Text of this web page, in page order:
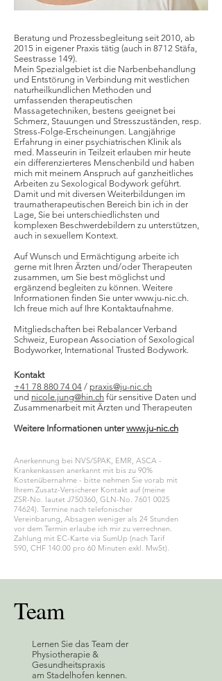
Beratung und Prozessbegleitung seit 2010, ab
2015 in eigener Praxis tätig (auch in 8712 Stäfa,
Seestrasse 149).
Mein Spezialgebiet ist die Narbenbehandlung
und Entstörung in Verbindung mit westlichen
naturheilkundlichen Methoden und
umfassenden therapeutischen
Massagetechniken, bestens geeignet bei
Schmerz, Stauungen und Stresszuständen, resp.
Stress-Folge-Erscheinungen. Langjährige
Erfahrung in einer psychiatrischen Klinik als
med. Masseurin in Teilzeit erlauben mir heute
ein differenzierteres Menschenbild und haben
mich mit meinem Anspruch auf ganzheitliches
Arbeiten zu Sexological Bodywork geführt.
Damit und mit diversen Weiterbildungen im
traumatherapeutischen Bereich bin ich in der
Lage, Sie bei unterschiedlichsten und
komplexen Beschwerdebildern zu unterstützen,
auch in sexuellem Kontext.
Auf Wunsch und Ermächtigung arbeite ich
gerne mit Ihren Ärzten und/oder Therapeuten
zusammen, um Sie best möglichst und
ergänzend begleiten zu können. Weitere
Informationen finden Sie unter www.ju-nic.ch.
Ich freue mich auf Ihre Kontaktaufnahme.
Mitgliedschaften bei Rebalancer Verband
Schweiz, European Association of Sexological
Bodyworker, International Trusted Bodywork.
Kontakt
+41 78 880 74 04 / praxis@ju-nic.ch
und nicole.jung@hin.ch für sensitive Daten und
Zusammenarbeit mit Ärzten und Therapeuten
Weitere Informationen unterwww.ju-nic.ch
Anerkennung bei NVS/SPAK, EMR, ASCA -
Krankenkassen anerkannt mit bis zu 90%
Kostenübernahme - bitte nehmen Sie vorab mit
Ihrem Zusatz-Versicherer Kontakt auf (meine
ZSR-No. lautet J750360, GLN-No. 7601 0025
74624). Termine nach telefonischer
Vereinbarung, Absagen weniger als 24 Stunden
vor dem Termin erlaube ich mir zu verrechnen.
Zahlung mit EC-Karte via SumUp (nach Tarif
590, CHF 140.00 pro 60 Minuten exkl. MwSt).
Team
Lernen Sie das Team der
Physiotherapie &
Gesundheitspraxis
am Stadelhofen kennen.